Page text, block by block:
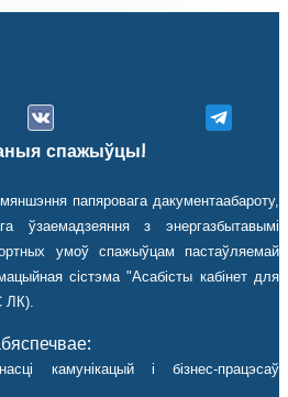
спажыўцы!
папяровага дакументаабароту,
ўзаемадзеяння з энергазбытавымі
умоў спажыўцам пастаўляемай
сістэма "Асабісты кабінет для
ЛК).
камунікацый і бізнес-працэсаў